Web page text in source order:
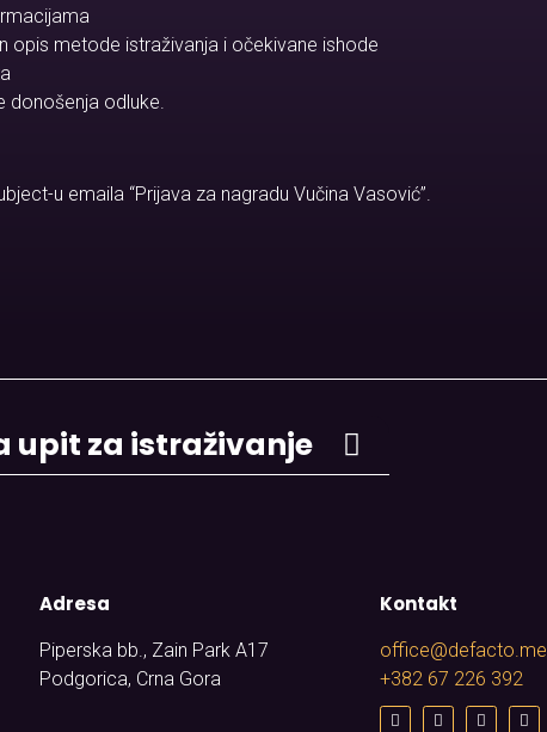
opis metode istraživanja i očekivane ishode
donošenja odluke.
u emaila “Prijava za nagradu Vučina Vasović”.
upit za istraživanje
Adresa
Piperska bb., Zain Park A17
Podgorica, Crna Gora
Kontakt
office@defacto.me
+382 67 226 392